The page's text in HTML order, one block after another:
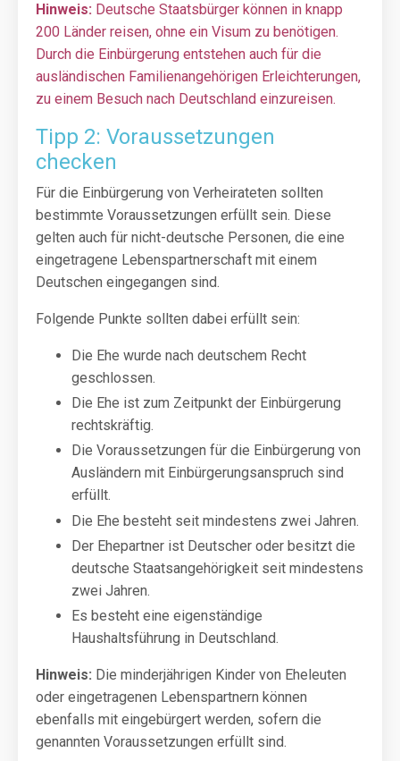
Hinweis: Deutsche Staatsbürger können in knapp
200 Länder reisen, ohne ein Visum zu benötigen.
Durch die Einbürgerung entstehen auch für die
ausländischen Familienangehörigen Erleichterungen,
zu einem Besuch nach Deutschland einzureisen.
Tipp 2: Voraussetzungen
checken
Für die Einbürgerung von Verheirateten sollten
bestimmte Voraussetzungen erfüllt sein. Diese
gelten auch für nicht-deutsche Personen, die eine
eingetragene Lebenspartnerschaft mit einem
Deutschen eingegangen sind.
Folgende Punkte sollten dabei erfüllt sein:
Die Ehe wurde nach deutschem Recht
geschlossen.
Die Ehe ist zum Zeitpunkt der Einbürgerung
rechtskräftig.
Die Voraussetzungen für die Einbürgerung von
Ausländern mit Einbürgerungsanspruch sind
erfüllt.
Die Ehe besteht seit mindestens zwei Jahren.
Der Ehepartner ist Deutscher oder besitzt die
deutsche Staatsangehörigkeit seit mindestens
zwei Jahren.
Es besteht eine eigenständige
Haushaltsführung in Deutschland.
Hinweis: Die minderjährigen Kinder von Eheleuten
oder eingetragenen Lebenspartnern können
ebenfalls mit eingebürgert werden, sofern die
genannten Voraussetzungen erfüllt sind.